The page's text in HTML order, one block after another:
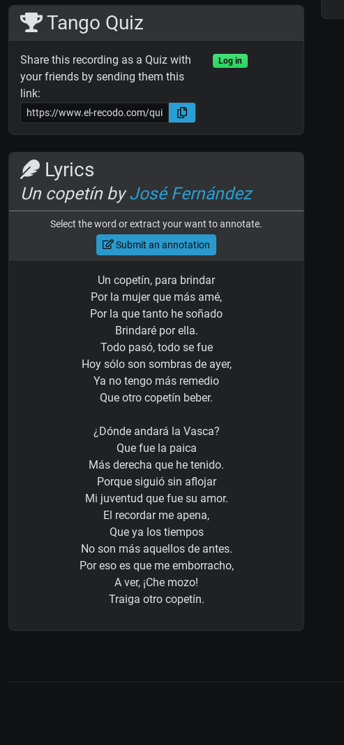
Tango Quiz
Share this recording as a Quiz with
your friends by sending them this
link:
Log in
Lyrics
Un copetín byJosé Fernández
Select the word or extract your want to annotate.
Submit an annotation
Un copetín, para brindar
Por la mujer que más amé,
Por la que tanto he soñado
Brindaré por ella.
Todo pasó, todo se fue
Hoy sólo son sombras de ayer,
Ya no tengo más remedio
Que otro copetín beber.
¿Dónde andará la Vasca?
Que fue la paica
Más derecha que he tenido.
Porque siguió sin aflojar
Mi juventud que fue su amor.
El recordar me apena,
Que ya los tiempos
No son más aquellos de antes.
Por eso es que me emborracho,
A ver, ¡Che mozo!
Traiga otro copetín.